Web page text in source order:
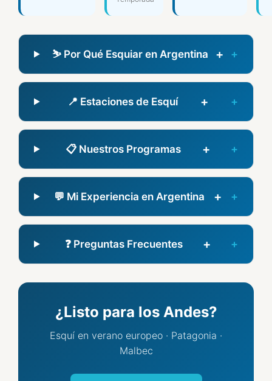
⛷️ Por Qué Esquiar en Argentina +
📍 Estaciones de Esquí +
📋 Nuestros Programas +
💬 Mi Experiencia en Argentina +
❓ Preguntas Frecuentes +
¿Listo para los Andes?
Esquí en verano europeo · Patagonia ·
Malbec